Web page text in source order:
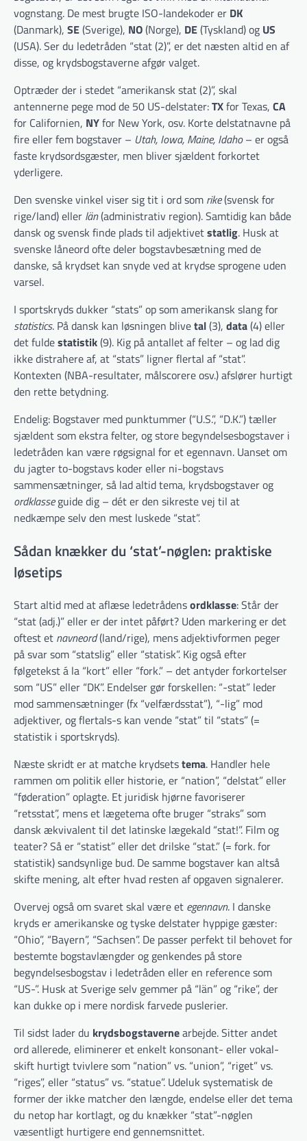
vognstang. De mest brugte ISO-landekoder er DK
(Danmark), SE(Sverige), NO(Norge), DE(Tyskland) og US
(USA). Ser du ledetråden “stat (2)”, er det næsten altid en af
disse, og krydsbogstaverne afgør valget.
Optræder der i stedet “amerikansk stat (2)”, skal
antennerne pege mod de 50 US-delstater:TXfor Texas, CA
for Californien, NYfor New York, osv. Korte delstatnavne på
fire eller fem bogstaver – Utah, Iowa, Maine, Idaho– er også
faste krydsordsgæster, men bliver sjældent forkortet
yderligere.
Den svenske vinkel viser sig tit i ord som rike(svensk for
rige/land) eller län(administrativ region). Samtidig kan både
dansk og svensk finde plads til adjektivetstatlig. Husk at
svenske låneord ofte deler bogstav­besætning med de
danske, så krydset kan snyde ved at krydse sprogene uden
varsel.
I sportskryds dukker “stats” op som amerikansk slang for
statistics. På dansk kan løsningen blivetal(3), data(4) eller
det fuldestatistik(9). Kig på antallet af felter – og lad dig
ikke distrahere af, at “stats” ligner flertal af “stat”.
Kontexten (NBA-resultater, målscorere osv.) afslører hurtigt
den rette betydning.
Endelig: Bogstaver med punktummer (“U.S.”, “D.K.”) tæller
sjældent som ekstra felter, og store begyndelsesbogstaver i
ledetråden kan være røgsignal for et egennavn. Uanset om
du jagter to-bogstavs koder eller ni-bogstavs
sammensætninger, så lad altid tema, krydsbogstaver og
ordklasseguide dig – dét er den sikreste vej til at
nedkæmpe selv den mest luskede “stat”.
Sådan knækker du ‘stat’-nøglen: praktiske
løsetips
Start altid med at aflæse ledetrådensordklasse: Står der
“stat (adj.)” eller er der intet påført? Uden markering er det
oftest et navneord(land/rige), mens adjektivformen peger
på svar som “statslig” eller “statisk”. Kig også efter
følgetekst á la “kort” eller “fork.” – det antyder forkortelser
som “US” eller “DK”. Endelser gør forskellen: “-stat” leder
mod sammensætninger (fx “velfærdsstat”), “-lig” mod
adjektiver, og flertals-s kan vende “stat” til “stats” (=
statistik i sportskryds).
Næste skridt er at matche krydsetstema. Handler hele
rammen om politik eller historie, er “nation”, “delstat” eller
“føderation” oplagte. Et juridisk hjørne favoriserer
“retsstat”, mens et lægetema ofte bruger “straks” som
dansk ækvivalent til det latinske lægekald “stat!”. Film og
teater? Så er “statist” eller det drilske “stat.” (= fork. for
statistik) sandsynlige bud. De samme bogstaver kan altså
skifte mening, alt efter hvad resten af opgaven signalerer.
Overvej også om svaret skal være et egennavn. I danske
kryds er amerikanske og tyske del­stater hyppige gæster:
“Ohio”, “Bayern”, “Sachsen”. De passer perfekt til behovet for
bestemte bogstavlængder og genkendes på store
begyndelsesbogstav i lede­tråden eller en reference som
“US-”. Husk at Sverige selv gemmer på “län” og “rike”, der
kan dukke op i mere nordisk farvede puslerier.
Til sidst lader du krydsbogstavernearbejde. Sitter andet
ord allerede, eliminerer et enkelt konsonant- eller vokal­
skift hurtigt tvivlere som “nation” vs. “union”, “riget” vs.
“riges”, eller “status” vs. “statue”. Udeluk systematisk de
former der ikke matcher den længde, endelse eller det tema
du netop har kortlagt, og du knækker “stat”-nøglen
væsentligt hurtigere end gennemsnittet.